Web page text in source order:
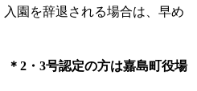
入園を辞退される場合は、早め
＊2・3号認定の方は嘉島町役場